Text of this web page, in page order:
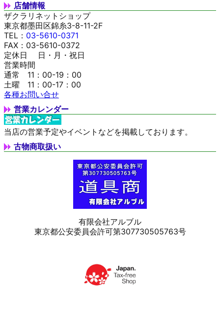
店舗情報
ザクラリネットショップ
東京都墨田区錦糸3-8-11-2F
TEL： 03-5610-0371
FAX：03-5610-0372
定休日 日・月・祝日
営業時間
通常 11：00-19：00
土曜 11：00-17：00
各種お問い合せ
営業カレンダー
当店の営業予定やイベントなどを掲載しております。
古物商取扱い
有限会社アルブル
東京都公安委員会許可第307730505763号